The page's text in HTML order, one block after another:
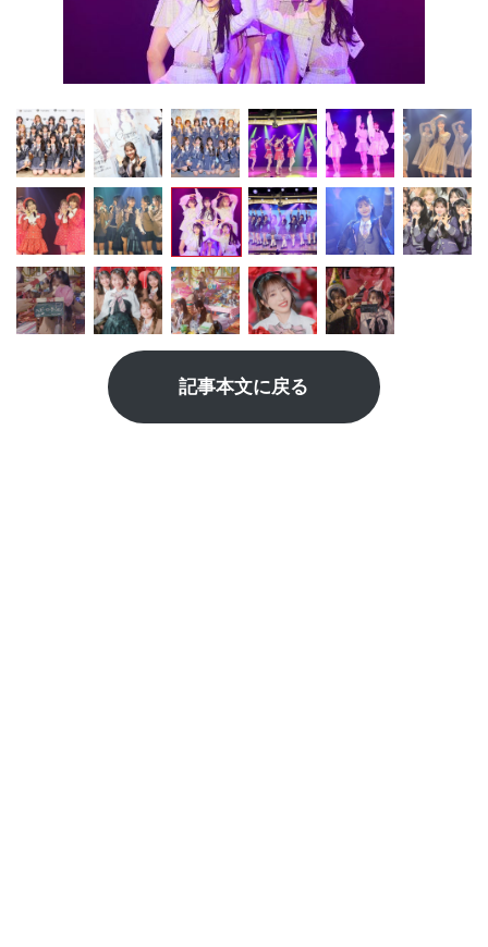
記事本文に戻る